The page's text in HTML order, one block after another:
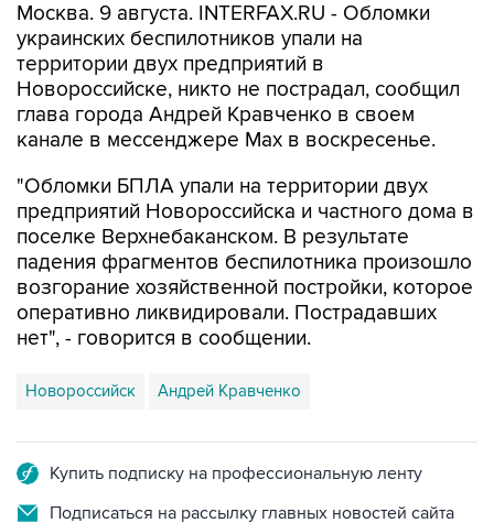
Москва. 9 августа. INTERFAX.RU - Обломки
украинских беспилотников упали на
территории двух предприятий в
Новороссийске, никто не пострадал, сообщил
глава города Андрей Кравченко в своем
канале в мессенджере Max в воскресенье.
"Обломки БПЛА упали на территории двух
предприятий Новороссийска и частного дома в
поселке Верхнебаканском. В результате
падения фрагментов беспилотника произошло
возгорание хозяйственной постройки, которое
оперативно ликвидировали. Пострадавших
нет", - говорится в сообщении.
Новороссийск Андрей Кравченко
Купить подписку на профессиональную ленту
Подписаться на рассылку главных новостей сайта